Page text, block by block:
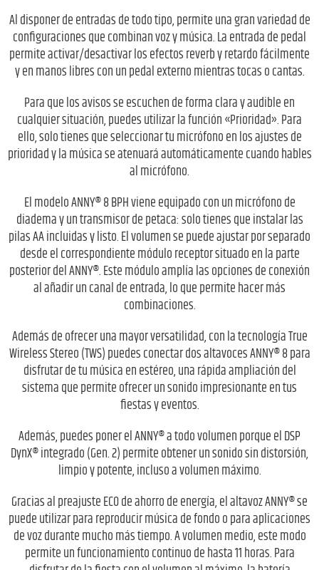
Al disponer de entradas de todo tipo, permite una gran variedad de
configuraciones que combinan voz y música. La entrada de pedal
permite activar/desactivar los efectos reverb y retardo fácilmente
y en manos libres con un pedal externo mientras tocas o cantas.
Para que los avisos se escuchen de forma clara y audible en
cualquier situación, puedes utilizar la función «Prioridad». Para
ello, solo tienes que seleccionar tu micrófono en los ajustes de
prioridad y la música se atenuará automáticamente cuando hables
al micrófono.
El modelo ANNY® 8 BPH viene equipado con un micrófono de
diadema y un transmisor de petaca: solo tienes que instalar las
pilas AA incluidas y listo. El volumen se puede ajustar por separado
desde el correspondiente módulo receptor situado en la parte
posterior del ANNY®. Este módulo amplía las opciones de conexión
al añadir un canal de entrada, lo que permite hacer más
combinaciones.
Además de ofrecer una mayor versatilidad, con la tecnología True
Wireless Stereo (TWS) puedes conectar dos altavoces ANNY® 8 para
disfrutar de tu música en estéreo, una rápida ampliación del
sistema que permite ofrecer un sonido impresionante en tus
fiestas y eventos.
Además, puedes poner el ANNY® a todo volumen porque el DSP
DynX® integrado (Gen. 2) permite obtener un sonido sin distorsión,
limpio y potente, incluso a volumen máximo.
Gracias al preajuste ECO de ahorro de energía, el altavoz ANNY® se
puede utilizar para reproducir música de fondo o para aplicaciones
de voz durante mucho más tiempo. A volumen medio, este modo
permite un funcionamiento continuo de hasta 11 horas. Para